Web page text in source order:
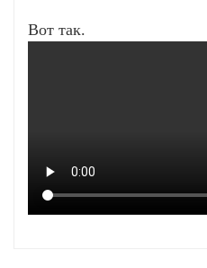
Вот так.